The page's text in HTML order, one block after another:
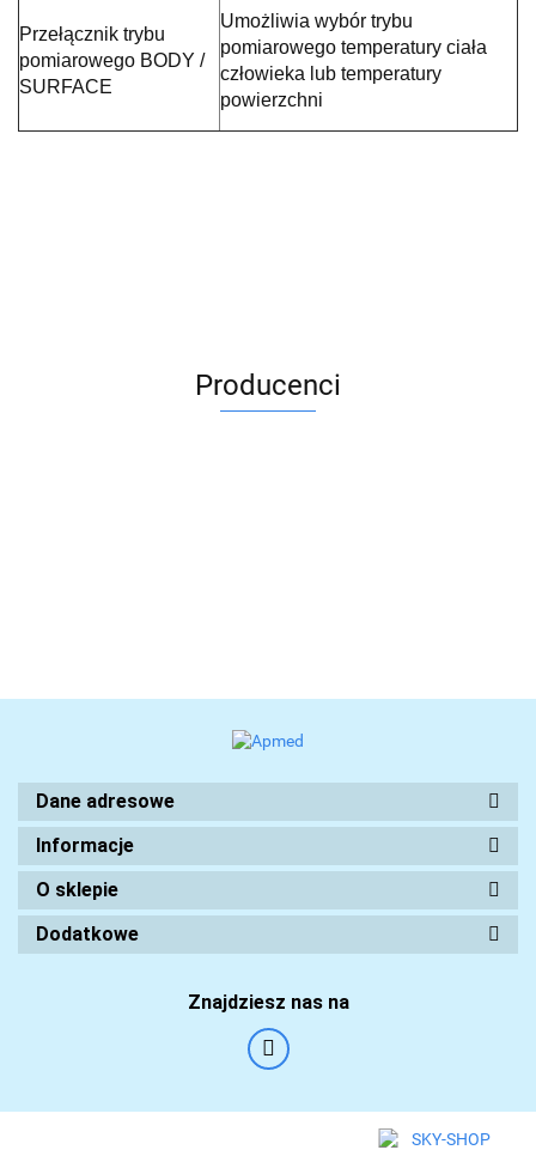
Przełącznik trybu
pomiarowego BODY /
SURFACE
Umożliwia wybór trybu
pomiarowego temperatury ciała
człowieka lub temperatury
powierzchni
Producenci
Dane adresowe
Informacje
O sklepie
Dodatkowe
Znajdziesz nas na